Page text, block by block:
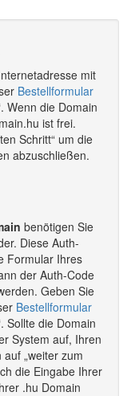
mit
Bestellformular
Wenn die Domain
ist frei.
Schritt“ um die
abzuschließen.
benötigen Sie
Diese Auth-
Formular Ihres
der Auth-Code
Geben Sie
Bestellformular
Sollte die Domain
System auf, Ihren
„weiter zum
die Eingabe Ihrer
.hu Domain